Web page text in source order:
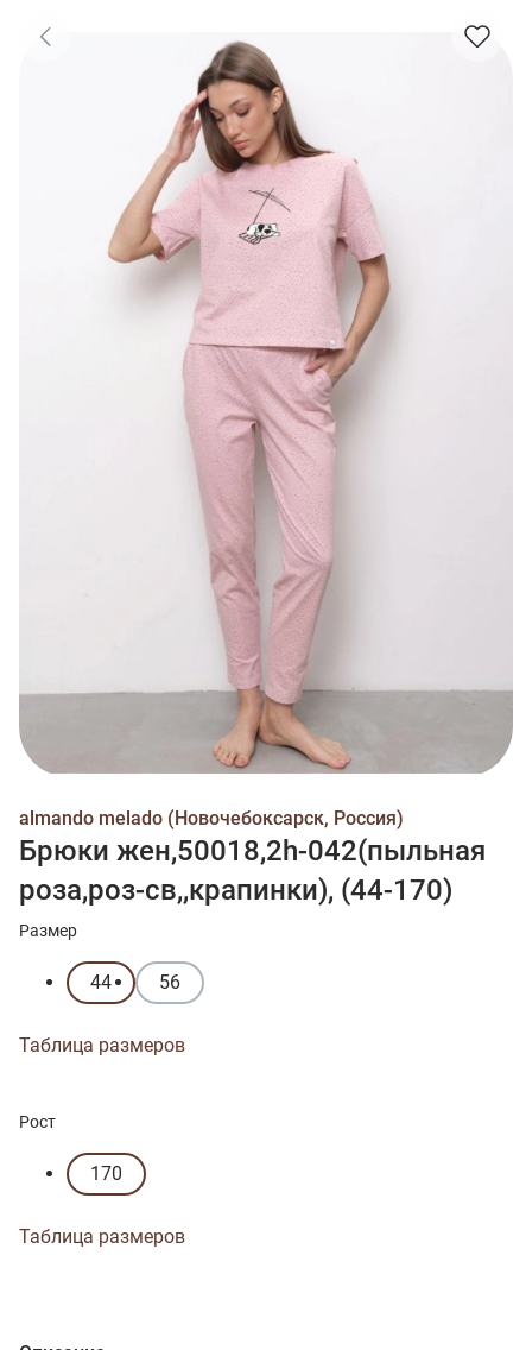
almando melado (Новочебоксарск, Россия)
Брюки жен,50018,2h-042(пыльная
роза,роз-св,,крапинки), (44-170)
Размер
44 56
Таблица размеров
Рост
170
Таблица размеров